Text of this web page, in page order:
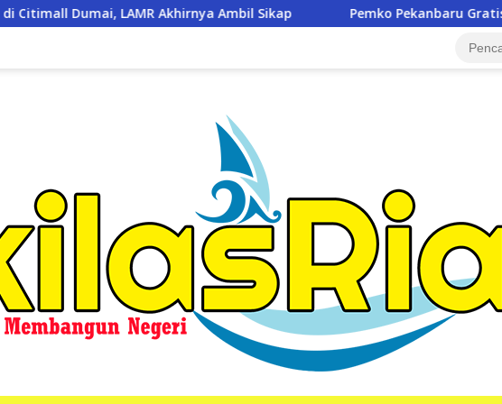
Ambil Sikap Pemko Pekanbaru Gratiskan 3 Pasang Seragam